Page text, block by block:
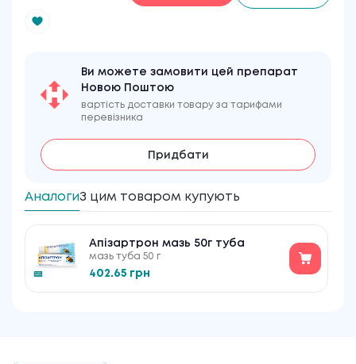
Ви можете замовити цей препарат
Новою Поштою
вартість доставки товару за тарифами
перевізника
Придбати
АналогиЗ цим товаром купують
Апізартрон мазь 50г туба
мазь туба 50 г
402.65 грн